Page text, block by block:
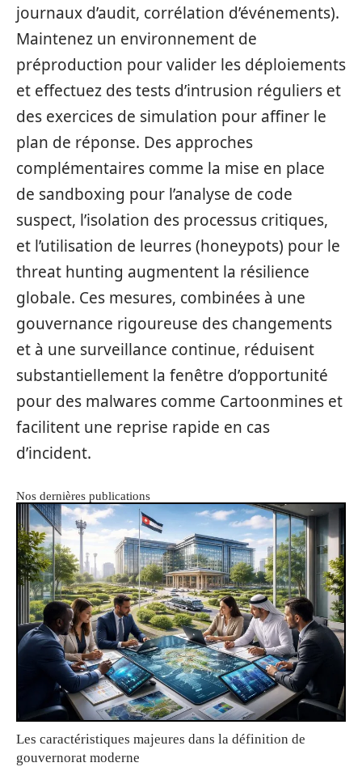
journaux d’audit, corrélation d’événements).
Maintenez un environnement de
préproduction pour valider les déploiements
et effectuez des tests d’intrusion réguliers et
des exercices de simulation pour affiner le
plan de réponse. Des approches
complémentaires comme la mise en place
de sandboxing pour l’analyse de code
suspect, l’isolation des processus critiques,
et l’utilisation de leurres (honeypots) pour le
threat hunting augmentent la résilience
globale. Ces mesures, combinées à une
gouvernance rigoureuse des changements
et à une surveillance continue, réduisent
substantiellement la fenêtre d’opportunité
pour des malwares comme Cartoonmines et
facilitent une reprise rapide en cas
d’incident.
Nos dernières publications
Les caractéristiques majeures dans la définition de
gouvernorat moderne